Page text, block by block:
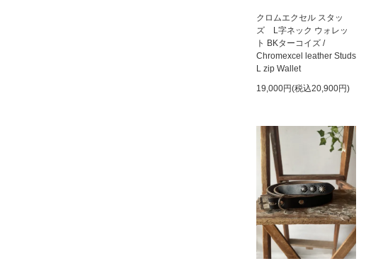
クロムエクセル スタッ
ズ L字ネック ウォレッ
ト BKターコイズ /
Chromexcel leather Studs
L zip Wallet
19,000円(税込20,900円)